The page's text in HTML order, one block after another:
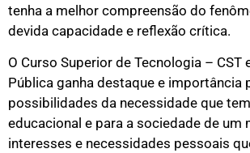
tenha a melhor compreensão do
devida capacidade e reflexão crítica.
O Curso Superior de Tecnologia – CST
Pública ganha destaque e importância
possibilidades da necessidade que
educacional e para a sociedade de um
interesses e necessidades pessoais